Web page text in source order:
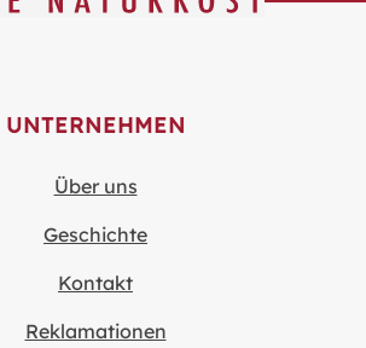
UNTERNEHMEN
Über uns
Geschichte
Kontakt
Reklamationen